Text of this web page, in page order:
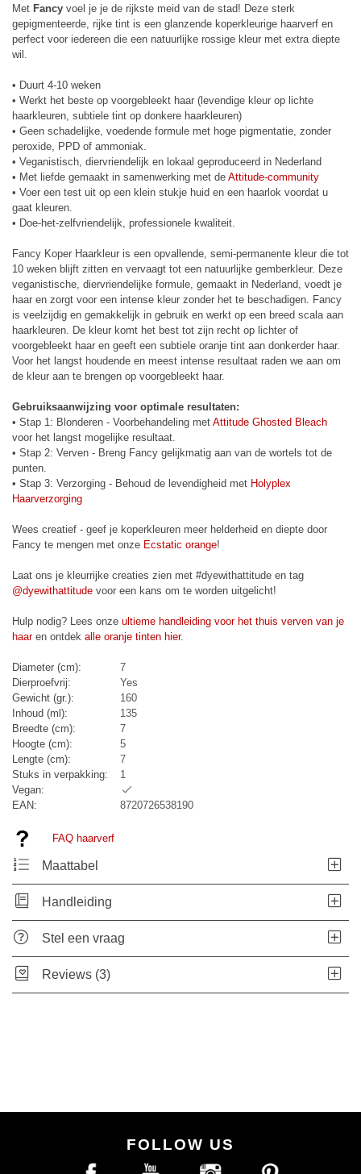
Met Fancy voel je je de rijkste meid van de stad! Deze sterk
gepigmenteerde, rijke tint is een glanzende koperkleurige haarverf en
perfect voor iedereen die een natuurlijke rossige kleur met extra diepte
wil.
• Duurt 4-10 weken
• Werkt het beste op voorgebleekt haar (levendige kleur op lichte
haarkleuren, subtiele tint op donkere haarkleuren)
• Geen schadelijke, voedende formule met hoge pigmentatie, zonder
peroxide, PPD of ammoniak.
• Veganistisch, diervriendelijk en lokaal geproduceerd in Nederland
• Met liefde gemaakt in samenwerking met de Attitude-community
• Voer een test uit op een klein stukje huid en een haarlok voordat u
gaat kleuren.
• Doe-het-zelfvriendelijk, professionele kwaliteit.
Fancy Koper Haarkleur is een opvallende, semi-permanente kleur die tot
10 weken blijft zitten en vervaagt tot een natuurlijke gemberkleur. Deze
veganistische, diervriendelijke formule, gemaakt in Nederland, voedt je
haar en zorgt voor een intense kleur zonder het te beschadigen. Fancy
is veelzijdig en gemakkelijk in gebruik en werkt op een breed scala aan
haarkleuren. De kleur komt het best tot zijn recht op lichter of
voorgebleekt haar en geeft een subtiele oranje tint aan donkerder haar.
Voor het langst houdende en meest intense resultaat raden we aan om
de kleur aan te brengen op voorgebleekt haar.
Gebruiksaanwijzing voor optimale resultaten:
• Stap 1: Blonderen - Voorbehandeling met Attitude Ghosted Bleach
voor het langst mogelijke resultaat.
• Stap 2: Verven - Breng Fancy gelijkmatig aan van de wortels tot de
punten.
• Stap 3: Verzorging - Behoud de levendigheid met Holyplex
Haarverzorging
Wees creatief - geef je koperkleuren meer helderheid en diepte door
Fancy te mengen met onze Ecstatic orange!
Laat ons je kleurrijke creaties zien met #dyewithattitude en tag
@dyewithattitude voor een kans om te worden uitgelicht!
Hulp nodig? Lees onze ultieme handleiding voor het thuis verven van je
haaren ontdek alle oranje tinten hier.
Diameter (cm):
7
Dierproefvrij:
Yes
Gewicht (gr.):
160
Inhoud (ml):
135
Breedte (cm):
7
Hoogte (cm):
5
Lengte (cm):
7
Stuks in verpakking:
1
Vegan:
EAN:
8720726538190
FAQ haarverf
Maattabel
Handleiding
Stel een vraag
Reviews (3)
FOLLOW US